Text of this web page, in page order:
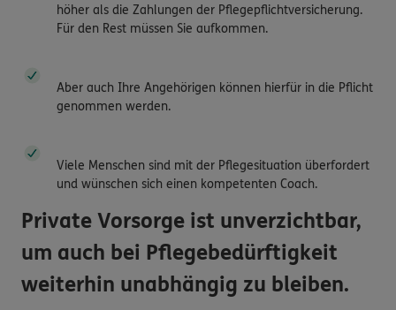
höher als die Zahlungen der Pflegepflichtversicherung.
Für den Rest müssen Sie aufkommen.
Aber auch Ihre Angehörigen können hierfür in die Pflicht
genommen werden.
Viele Menschen sind mit der Pflegesituation überfordert
und wünschen sich einen kompetenten Coach.
Private Vorsorge ist unverzichtbar,
um auch bei Pflegebedürftigkeit
weiterhin unabhängig zu bleiben.